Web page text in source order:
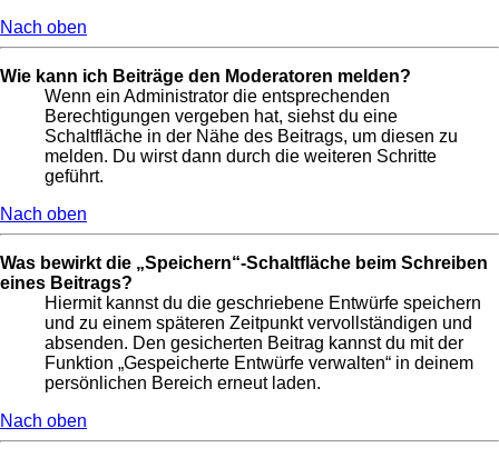
Nach oben
Wie kann ich Beiträge den Moderatoren melden?
Wenn ein Administrator die entsprechenden
Berechtigungen vergeben hat, siehst du eine
Schaltfläche in der Nähe des Beitrags, um diesen zu
melden. Du wirst dann durch die weiteren Schritte
geführt.
Nach oben
Was bewirkt die „Speichern“-Schaltfläche beim Schreiben
eines Beitrags?
Hiermit kannst du die geschriebene Entwürfe speichern
und zu einem späteren Zeitpunkt vervollständigen und
absenden. Den gesicherten Beitrag kannst du mit der
Funktion „Gespeicherte Entwürfe verwalten“ in deinem
persönlichen Bereich erneut laden.
Nach oben